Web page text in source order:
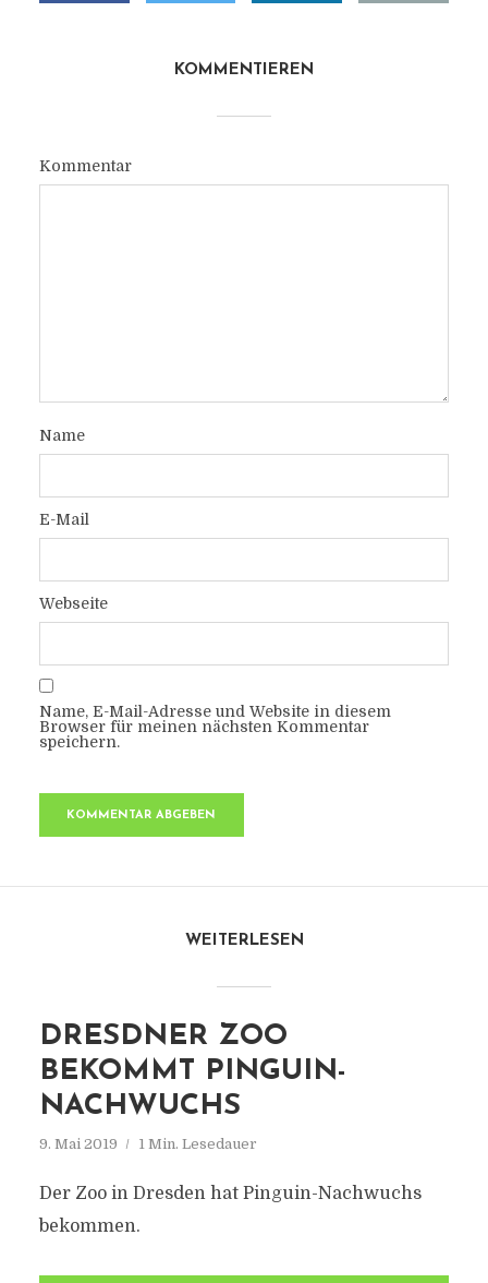
KOMMENTIEREN
Kommentar
Name
E-Mail
Webseite
Name, E-Mail-Adresse und Website in diesem
Browser für meinen nächsten Kommentar
speichern.
WEITERLESEN
DRESDNER ZOO
BEKOMMT PINGUIN-
NACHWUCHS
9. Mai 2019 1 Min. Lesedauer
Der Zoo in Dresden hat Pinguin-Nachwuchs
bekommen.